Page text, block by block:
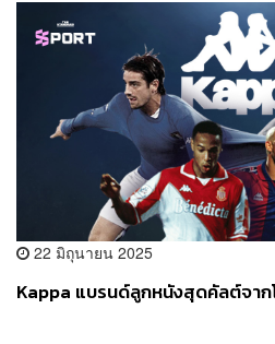
22 มิถุนายน 2025
Kappa แบรนด์ลูกหนังสุดคัลต์จาก